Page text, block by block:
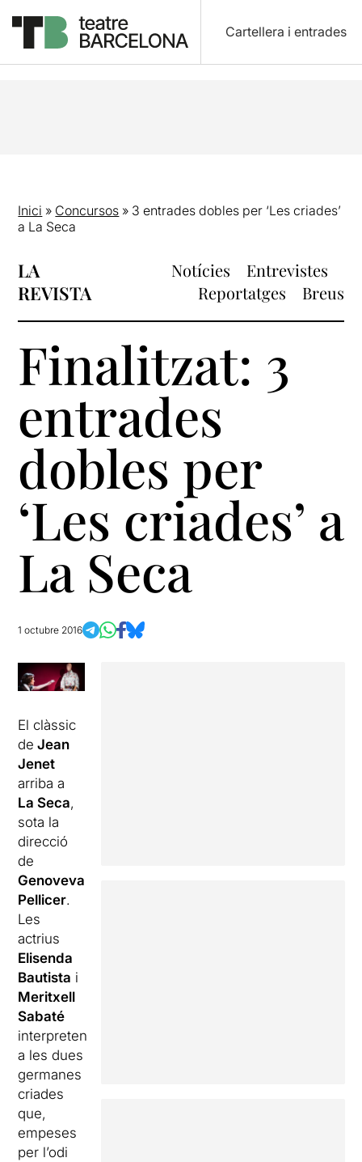
Cartellera i entrades
Inici » Concursos » 3 entrades dobles per ‘Les criades’
a La Seca
LA
REVISTA
Notícies
Entrevistes
Reportatges
Breus
Finalitzat: 3
entrades
dobles per
‘Les criades’ a
La Seca
1 octubre 2016
El clàssic
de Jean
Jenet
arriba a
La Seca,
sota la
direcció
de
Genoveva
Pellicer.
Les
actrius
Elisenda
Bautista i
Meritxell
Sabaté
interpreten
a les dues
germanes
criades
que,
empeses
per l’odi